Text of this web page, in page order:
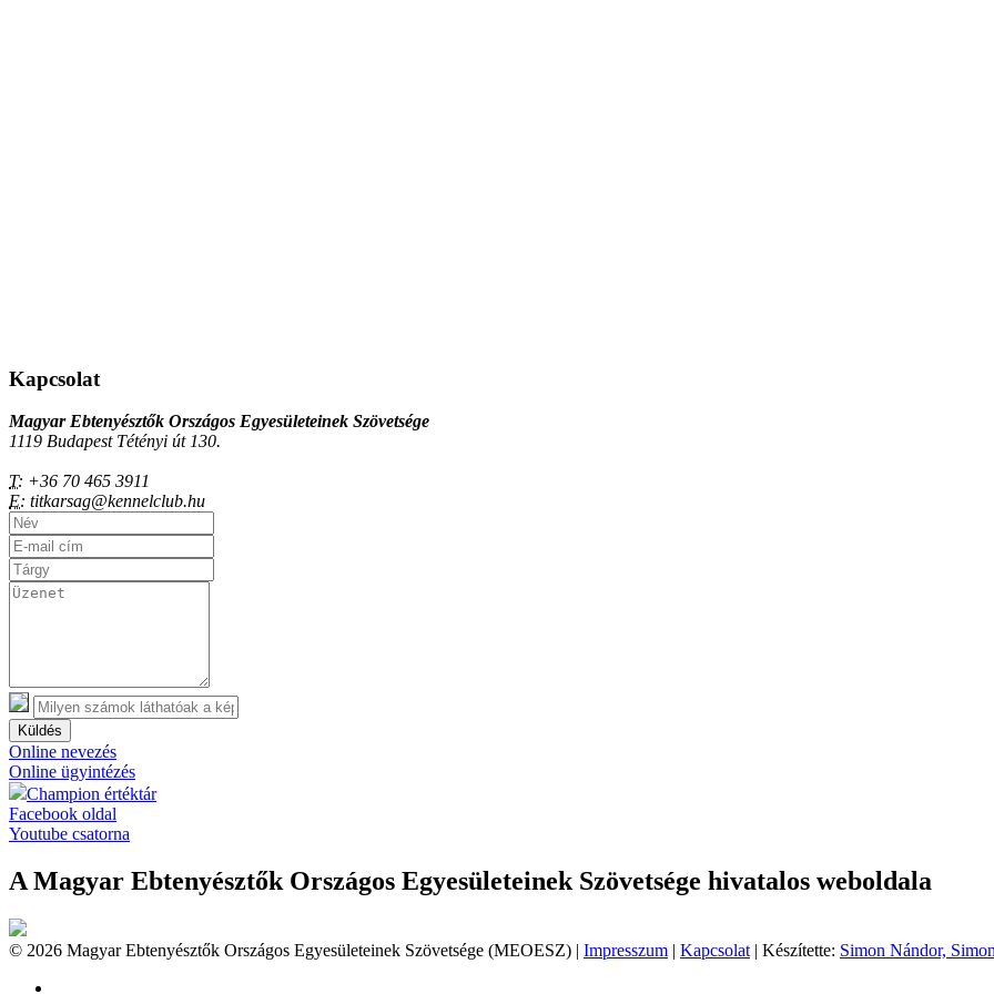
Kapcsolat
Magyar Ebtenyésztők Országos Egyesületeinek Szövetsége
1119 Budapest Tétényi út 130.
T: +36 70 465 3911
E: titkarsag@kennelclub.hu
Küldés
Online nevezés
Online ügyintézés
Champion értéktár
Facebook oldal
Youtube csatorna
A Magyar Ebtenyésztők Országos Egyesületeinek Szövetsége hivatalos weboldala
© 2026 Magyar Ebtenyésztők Országos Egyesületeinek Szövetsége (MEOESZ) | Impresszum | Kapcsolat | Készítette: Simon Nándor,